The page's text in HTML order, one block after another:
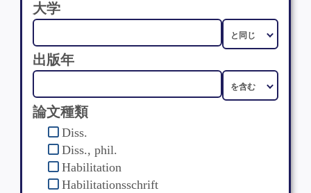
大学
出版年
論文種類
Diss.
Diss., phil.
Habilitation
Habilitationsschrift